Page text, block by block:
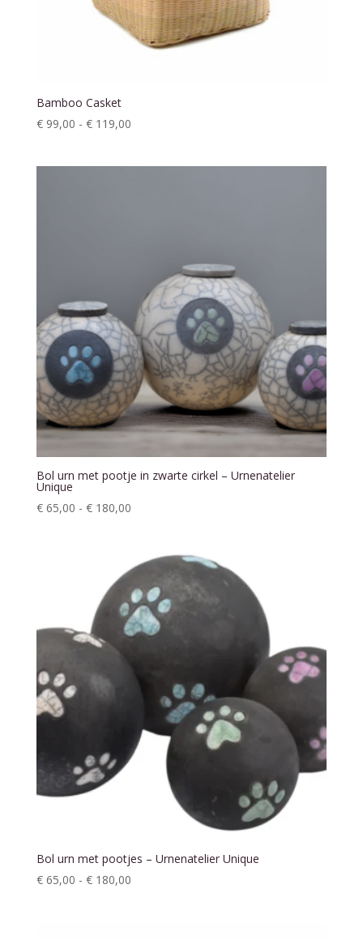
Bamboo Casket
€99,00 - €119,00Prijsklasse:
Bol urn met pootje in zwarte cirkel – Urnenatelier
Unique
€65,00 - €180,00Prijsklasse:
€ 180,00
Bol urn met pootjes – Urnenatelier Unique
€65,00 - €180,00Prijsklasse: